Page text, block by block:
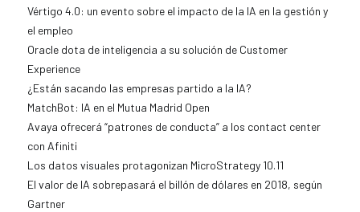
Vértigo 4.0: un evento sobre el impacto de la IA en la gestión y
el empleo
Oracle dota de inteligencia a su solución de Customer
Experience
¿Están sacando las empresas partido a la IA?
MatchBot: IA en el Mutua Madrid Open
Avaya ofrecerá “patrones de conducta” a los contact center
con Afiniti
Los datos visuales protagonizan MicroStrategy 10.11
El valor de IA sobrepasará el billón de dólares en 2018, según
Gartner